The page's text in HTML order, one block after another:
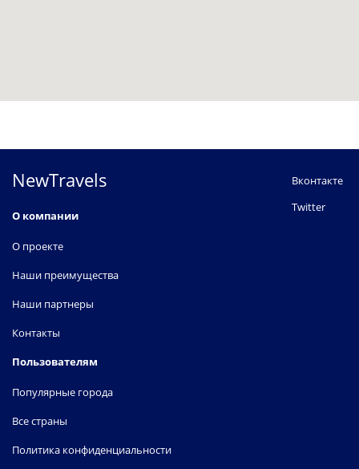
NewTravels
О компании
О проекте
Наши преимущества
Наши партнеры
Контакты
Пользователям
Популярные города
Все страны
Политика конфиденциальности
Вконтакте
Twitter